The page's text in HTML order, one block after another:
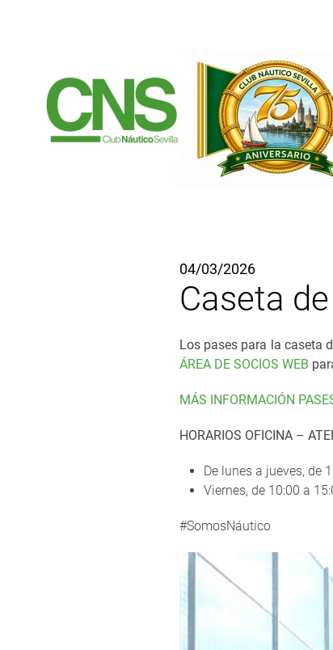
04/03/2026
Caseta
Los pases para la caseta
ÁREA DE SOCIOS WEB
MÁS INFORMACIÓN
HORARIOS OFICINA –
De lunes a jueves, de
Viernes, de 10:00 a
#SomosNáutico